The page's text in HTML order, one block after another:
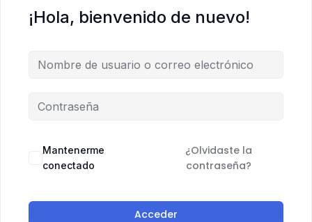
¡Hola, bienvenido de nuevo!
Mantenerme
conectado
¿Olvidaste la
contraseña?
Acceder